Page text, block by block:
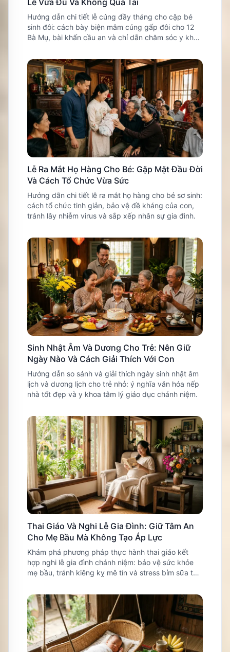
Lễ Vừa Đủ Và Không Quá Tải
Hướng dẫn chi tiết lễ cúng đầy tháng cho cặp bé
sinh đôi: cách bày biện mâm cúng gấp đôi cho 12
Bà Mụ, bài khấn cầu an và chỉ dẫn chăm sóc y khoa
Lễ Ra Mắt Họ Hàng Cho Bé: Gặp Mặt Đầu Đời
Và Cách Tổ Chức Vừa Sức
Hướng dẫn chi tiết lễ ra mắt họ hàng cho bé sơ sinh:
cách tổ chức tinh giản, bảo vệ đề kháng của con,
tránh lây nhiễm virus và sắp xếp nhân sự gia đình.
Sinh Nhật Âm Và Dương Cho Trẻ: Nên Giữ
Ngày Nào Và Cách Giải Thích Với Con
Hướng dẫn so sánh và giải thích ngày sinh nhật âm
lịch và dương lịch cho trẻ nhỏ: ý nghĩa văn hóa nếp
nhà tốt đẹp và y khoa tâm lý giáo dục chánh niệm.
Thai Giáo Và Nghi Lễ Gia Đình: Giữ Tâm An
Cho Mẹ Bầu Mà Không Tạo Áp Lực
Khám phá phương pháp thực hành thai giáo kết
hợp nghi lễ gia đình chánh niệm: bảo vệ sức khỏe
mẹ bầu, tránh kiêng kỵ mê tín và stress bỉm sữa thai